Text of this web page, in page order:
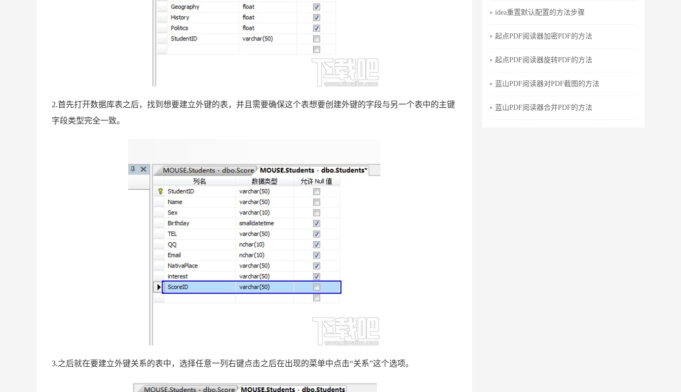
2.首先打开数据库表之后，找到想要建立外键的表，并且需要确保这个表想要创建外键的字段与另一个表中的主键
字段类型完全一致。
3.之后就在要建立外键关系的表中，选择任意一列右键点击之后在出现的菜单中点击“关系”这个选项。
idea重置默认配置的方法步骤
起点PDF阅读器加密PDF的方法
起点PDF阅读器旋转PDF的方法
蓝山PDF阅读器对PDF截图的方法
蓝山PDF阅读器合并PDF的方法